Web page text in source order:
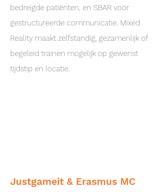
bedreigde patiënten, en SBAR voor
gestructureerde communicatie. Mixed
Reality maakt zelfstandig, gezamenlijk of
begeleid trainen mogelijk op gewenst
tijdstip en locatie.
Justgameit & Erasmus MC